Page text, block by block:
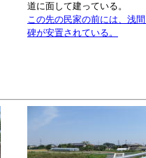
道に面して建っている。
この先の民家の前には、浅
碑が安置されている。